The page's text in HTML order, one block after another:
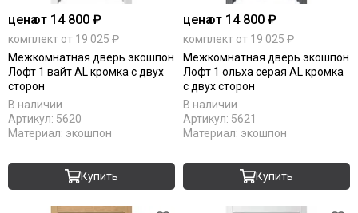
ценаот 14 800 ₽
комплект от 19 025 ₽
Межкомнатная дверь экошпон
Лофт 1 вайт AL кромка с двух
сторон
В наличии
Артикул: 5620
Материал: экошпон
Купить
ценаот 14 800 ₽
комплект от 19 025 ₽
Межкомнатная дверь экошпон
Лофт 1 ольха серая AL кромка
с двух сторон
В наличии
Артикул: 5621
Материал: экошпон
Купить